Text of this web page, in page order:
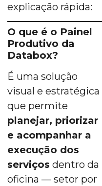
explicação rápida:
O que é o Painel
Produtivo da
Databox?
É uma solução
visual e estratégica
que permite
planejar, priorizar
e acompanhar a
execução dos
serviços dentro da
oficina — setor por